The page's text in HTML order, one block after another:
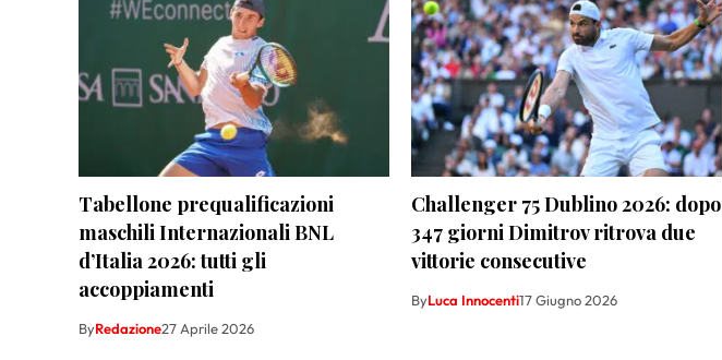
Tabellone prequalificazioni
maschili Internazionali BNL
d’Italia 2026: tutti gli
accoppiamenti
ByRedazione27 Aprile 2026
Challenger 75 Dublino 2026: dopo
347 giorni Dimitrov ritrova due
vittorie consecutive
ByLuca Innocenti17 Giugno 2026